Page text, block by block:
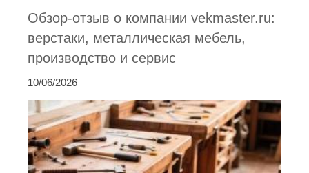
Обзор-отзыв о компании vekmaster.ru:
верстаки, металлическая мебель,
производство и сервис
10/06/2026